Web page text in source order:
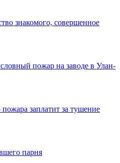
знакомого, совершенное
пожар на заводе в Улан-
заплатит за тушение
парня